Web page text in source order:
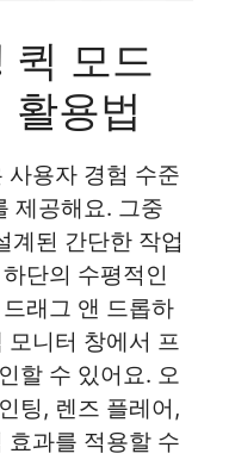
퀵 모드
활용법
용자 경험 수준
제공해요. 그중
계된 간단한 작업
단의 수평적인
래그 앤 드롭하
모니터 창에서 프
할 수 있어요. 오
팅, 렌즈 플레어,
효과를 적용할 수